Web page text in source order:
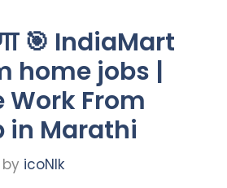
🎯 IndiaMart
home jobs |
Work From
in Marathi
by icoNIk